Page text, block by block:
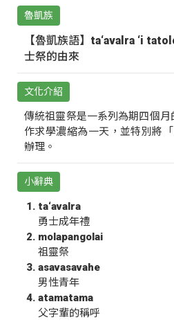
魯凱族
【魯凱族語】ta‘avalra ‘i
士祭的由來
文化介紹
傳統祖靈祭是一系列為期四個
作求學濃縮為一天，並特別將
辦理。
小辭典
ta‘avalra
勇士成年禮
molapangolai
祖靈祭
asavasavahe
男性青年
atamatama
父字輩的稱呼